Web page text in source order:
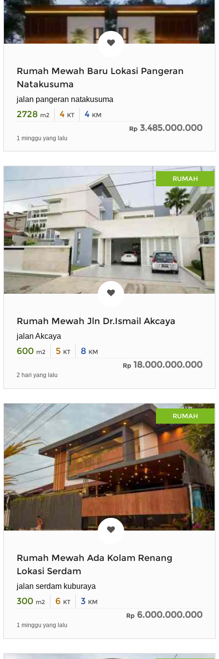
Rumah Mewah Baru Lokasi Pangeran
Natakusuma
jalan pangeran natakusuma
2728 m2 4 KT 4 KM
Rp 3.485.000.000
1 minggu yang lalu
RUMAH
Rumah Mewah Jln Dr.Ismail Akcaya
jalan Akcaya
600 m2 5 KT 8 KM
Rp 18.000.000.000
2 hari yang lalu
RUMAH
Rumah Mewah Ada Kolam Renang
Lokasi Serdam
jalan serdam kuburaya
300 m2 6 KT 3 KM
Rp 6.000.000.000
1 minggu yang lalu